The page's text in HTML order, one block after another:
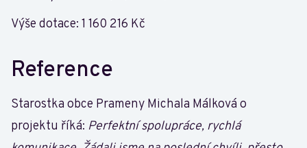
Výše dotace: 1 160 216 Kč
Reference
Starostka obce Prameny Michala Málková o
projektu říká: Perfektní spolupráce, rychlá